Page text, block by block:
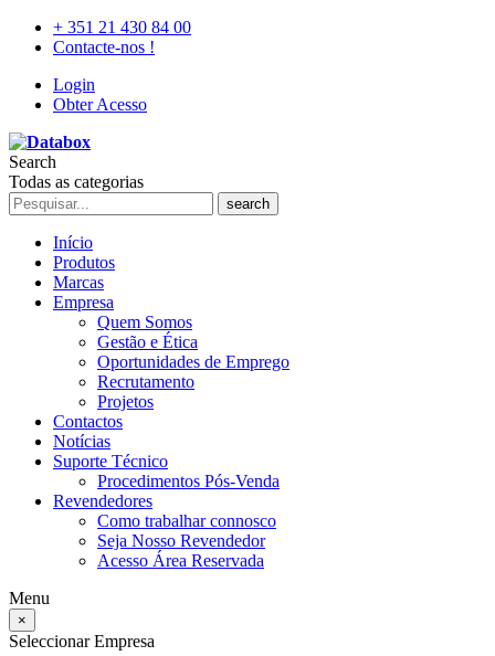
+ 351 21 430 84 00
Contacte-nos !
Login
Obter Acesso
Search
Todas as categorias
search
Início
Produtos
Marcas
Empresa
Quem Somos
Gestão e Ética
Oportunidades de Emprego
Recrutamento
Projetos
Contactos
Notícias
Suporte Técnico
Procedimentos Pós-Venda
Revendedores
Como trabalhar connosco
Seja Nosso Revendedor
Acesso Área Reservada
Menu
×
Seleccionar Empresa